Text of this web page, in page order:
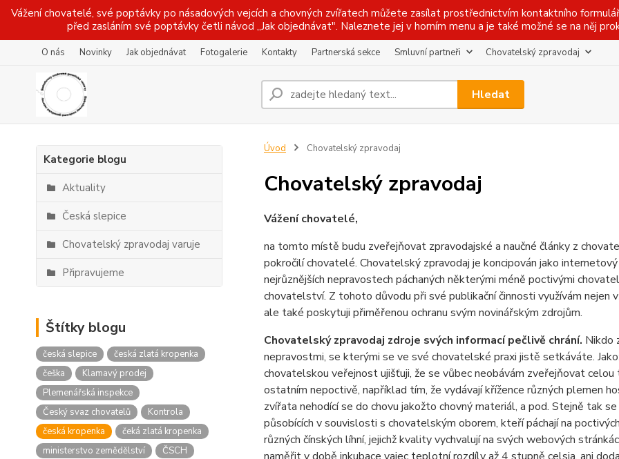
Vážení chovatelé, své poptávky po násadových vejcích a chovných zvířatech můžete zasílat prostřednictvím kontaktního
před zasláním své poptávky četli návod ,,Jak objednávat". Naleznete jej v horním menu a je také možné se na něj
O nás Novinky Jak objednávat Fotogalerie Kontakty Partnerská sekce Smluvní partneři Chovatelský zpravodaj
Hledat
Kategorie blogu
Aktuality
Česká slepice
Chovatelský zpravodaj varuje
Připravujeme
Štítky blogu
česká slepice
česká zlatá kropenka
češka
Klamavý prodej
Plemenářská inspekce
Český svaz chovatelů
Kontrola
česká kropenka
čeká zlatá kropenka
ministerstvo zemědělství
ČSCH
Úvod Chovatelský zpravodaj
Chovatelský zpravodaj
Vážení chovatelé,
na tomto místě budu zveřejňovat zpravodajské a naučné články z
pokročilí chovatelé. Chovatelský zpravodaj je koncipován jako
nejrůznějších nepravostech páchaných některými méně poctivými
chovatelství. Z tohoto důvodu při své publikační činnosti využívám nejen
ale také poskytuji přiměřenou ochranu svým novinářským zdrojům.
Chovatelský zpravodaj zdroje svých informací pečlivě chrání. Nikdo
nepravostmi, se kterými se ve své chovatelské praxi jistě setkáváte.
chovatelskou veřejnost ujišťuji, že se vůbec neobávám zveřejňovat
ostatním nepoctivě, například tím, že vydávají křížence různých plemen
zvířata nehodící se do chovu jakožto chovný materiál, a pod. Stejně tak
působících v souvislosti s chovatelským oborem, kteří páchají na
různých čínských líhní, jejichž kvality vychvalují na svých webových